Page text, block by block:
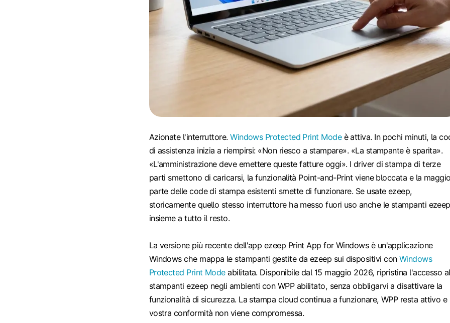
Azionate l'interruttore.Windows Protected Print Modeè attiva. In pochi minuti, la
di assistenza inizia a riempirsi: «Non riesco a stampare». «La stampante è sparita».
«L'amministrazione deve emettere queste fatture oggi». I driver di stampa di terze
parti smettono di caricarsi, la funzionalità Point-and-Print viene bloccata e la
parte delle code di stampa esistenti smette di funzionare. Se usate ezeep,
storicamente quello stesso interruttore ha messo fuori uso anche le stampanti
insieme a tutto il resto.
La versione più recente dell'app ezeep Print App for Windows è un'applicazione
Windows che mappa le stampanti gestite da ezeep sui dispositivi con Windows
Protected Print Modeabilitata. Disponibile dal 15 maggio 2026, ripristina l'accesso
stampanti ezeep negli ambienti con WPP abilitato, senza obbligarvi a disattivare la
funzionalità di sicurezza. La stampa cloud continua a funzionare, WPP resta attivo e
vostra conformità non viene compromessa.